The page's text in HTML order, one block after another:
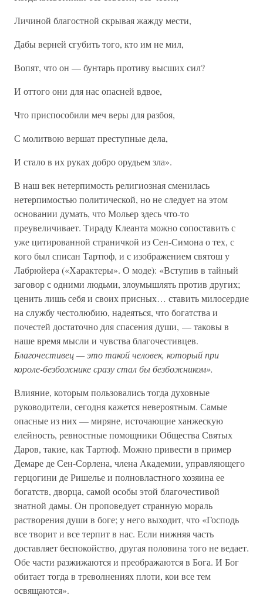
Личиной благостной скрывая жажду мести,
Дабы верней сгубить того, кто им не мил,
Вопят, что он — бунтарь противу высших сил?
И оттого они для нас опасней вдвое,
Что приспособили меч веры для разбоя,
С молитвою вершат преступные дела,
И стало в их руках добро орудьем зла».
В наш век нетерпимость религиозная сменилась
нетерпимостью политической, но не следует на этом
основании думать, что Мольер здесь что-то
преувеличивает. Тираду Клеанта можно сопоставить с
уже цитированной страничкой из Сен-Симона о тех, с
кого был списан Тартюф, и с изображением святош у
Лабрюйера («Характеры». О моде): «Вступив в тайный
заговор с одними людьми, злоумышлять против других;
ценить лишь себя и своих присных… ставить милосердие
на службу честолюбию, надеяться, что богатства и
почестей достаточно для спасения души, — таковы в
наше время мысли и чувства благочестивцев.
Благочестивец — это такой человек, который при
короле-безбожнике сразу стал бы безбожником».
Влияние, которым пользовались тогда духовные
руководители, сегодня кажется невероятным. Самые
опасные из них — миряне, источающие ханжескую
елейность, ревностные помощники Общества Святых
Даров, такие, как Тартюф. Можно привести в пример
Демаре де Сен-Сорлена, члена Академии, управляющего
герцогини де Ришелье и полновластного хозяина ее
богатств, дворца, самой особы этой благочестивой
знатной дамы. Он проповедует странную мораль
растворения души в боге; у него выходит, что «Господь
все творит и все терпит в нас. Если нижняя часть
доставляет беспокойство, другая половина того не ведает.
Обе части разжижаются и преображаются в Бога. И Бог
обитает тогда в треволнениях плоти, кои все тем
освящаются».